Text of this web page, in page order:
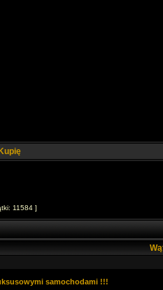
Kupię
11584 ]
samochodami !!!